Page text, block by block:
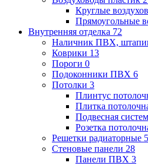
Круглые
Прямоугольные
Внутренняя отделка 72
Наличник ПВХ,
Коврики 13
Пороги 0
Подоконники ПВХ 6
Потолки 3
Плинтус
Плитка
Подвесная
Розетка
Решетки радиаторные 5
Стеновые панели 28
Панели ПВХ 3